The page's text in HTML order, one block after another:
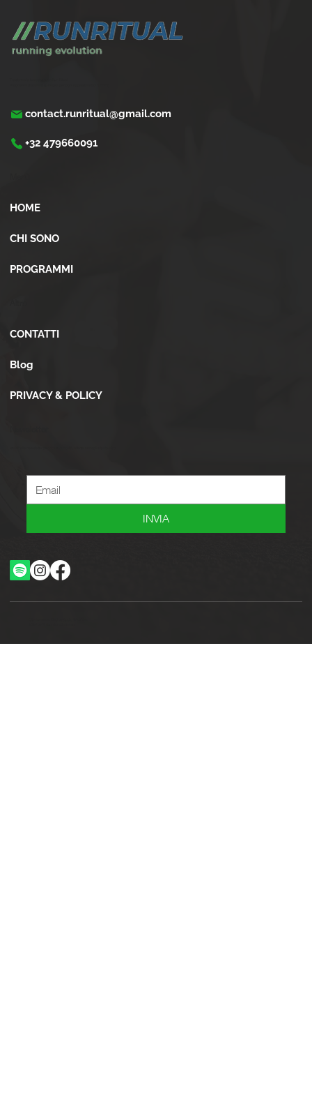
contact.runritual@gmail.com
+32 479660091
HOME
CHI SONO
PROGRAMMI
CONTATTI
Blog
PRIVACY & POLICY
INVIA